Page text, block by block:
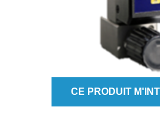
CE PRODUIT